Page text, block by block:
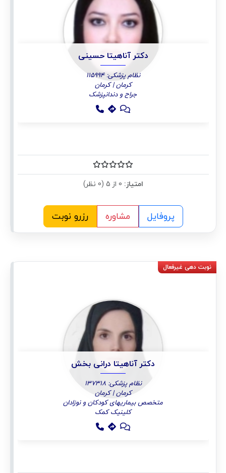
دکتر آناهیتا حسینی
نظام پزشکی: 115994
کرمان | کرمان
جراح و دندانپزشک
امتیاز:
پروفایل مشاوره رزرو نوبت
دکتر آناهیتا درانی بخش
نظام پزشکی: 137318
کرمان | کرمان
متخصص بیماریهای کودکان و نوزادان
کلینیک کمک